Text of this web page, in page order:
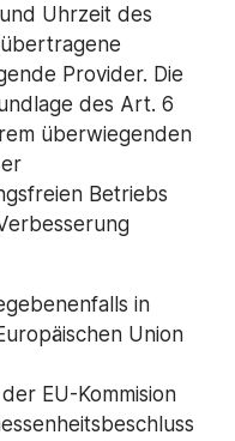
Uhrzeit des
Provider. Die
des Art. 6
überwiegenden
Betriebs
in
Union
EU-Kommision